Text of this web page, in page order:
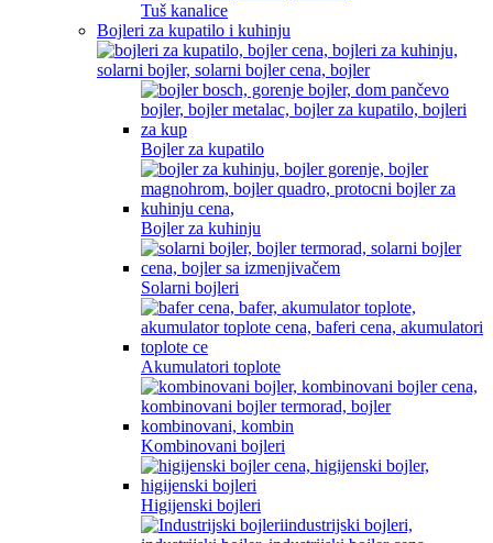
Tuš kanalice
Bojleri za kupatilo i kuhinju
Bojler za kupatilo
Bojler za kuhinju
Solarni bojleri
Akumulatori toplote
Kombinovani bojleri
Higijenski bojleri